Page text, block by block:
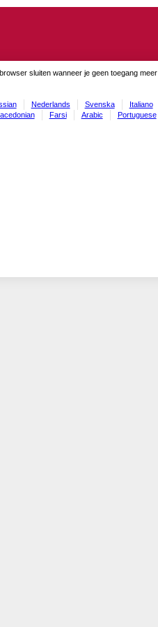
sluiten wanneer je geen toegang
Nederlands Svenska Italiano
Farsi Arabic Portuguese